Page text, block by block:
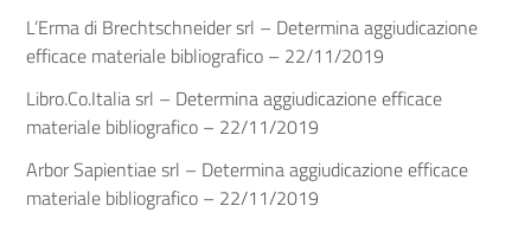
L’Erma di Brechtschneider srl – Determina aggiudicazione
efficace materiale bibliografico – 22/11/2019
Libro.Co.Italia srl – Determina aggiudicazione efficace
materiale bibliografico – 22/11/2019
Arbor Sapientiae srl – Determina aggiudicazione efficace
materiale bibliografico – 22/11/2019